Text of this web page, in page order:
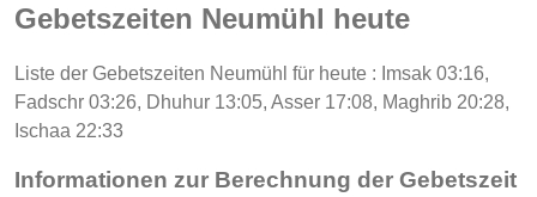
Gebetszeiten Neumühl heute
Liste der Gebetszeiten Neumühl für heute : Imsak 03:16,
Fadschr 03:26, Dhuhur 13:05, Asser 17:08, Maghrib 20:28,
Ischaa 22:33
Informationen zur Berechnung der Gebetszeit